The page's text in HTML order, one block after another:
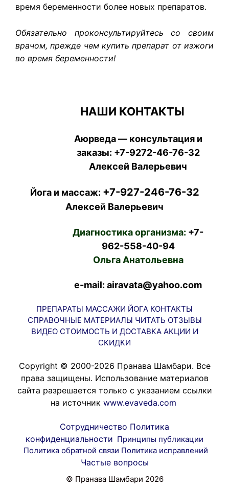
время беременности более новых препаратов.
Обязательно проконсультируйтесь со своим
врачом, прежде чем купить препарат от изжоги
во время беременности!
НАШИ КОНТАКТЫ
Аюрведа — консультация и
заказы: +7-9272-46-76-32
Алексей Валерьевич
Йога и массаж: +7-927-246-76-32
Алексей Валерьевич
Диагностика организма: +7-
962-558-40-94
Ольга Анатольевна
e-mail: airavata@yahoo.com
ПРЕПАРАТЫ МАССАЖИ ЙОГА КОНТАКТЫ
СПРАВОЧНЫЕ МАТЕРИАЛЫ ЧИТАТЬ ОТЗЫВЫ
ВИДЕО СТОИМОСТЬ И ДОСТАВКА АКЦИИ И
СКИДКИ
Copyright © 2000-2026 Пранава Шамбари. Все
права защищены. Использование материалов
сайта разрешается только с указанием ссылки
на источник www.evaveda.com
Сотрудничество Политика
конфиденциальности Принципы публикации
Политика обратной связи Политика исправлений
Частые вопросы
© Пранава Шамбари 2026